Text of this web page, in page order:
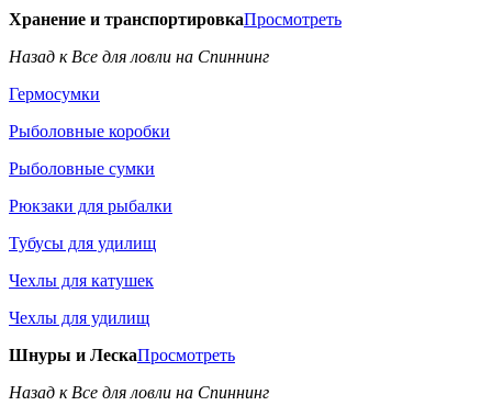
Хранение и транспортировкаПросмотреть
Назад к Все для ловли на Спиннинг
Гермосумки
Рыболовные коробки
Рыболовные сумки
Рюкзаки для рыбалки
Тубусы для удилищ
Чехлы для катушек
Чехлы для удилищ
Шнуры и ЛескаПросмотреть
Назад к Все для ловли на Спиннинг